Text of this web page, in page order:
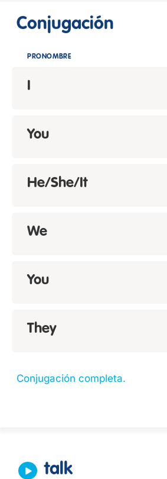
Conjugación
PRONOMBRE
I
You
He/She/It
We
You
They
Conjugación completa.
talk